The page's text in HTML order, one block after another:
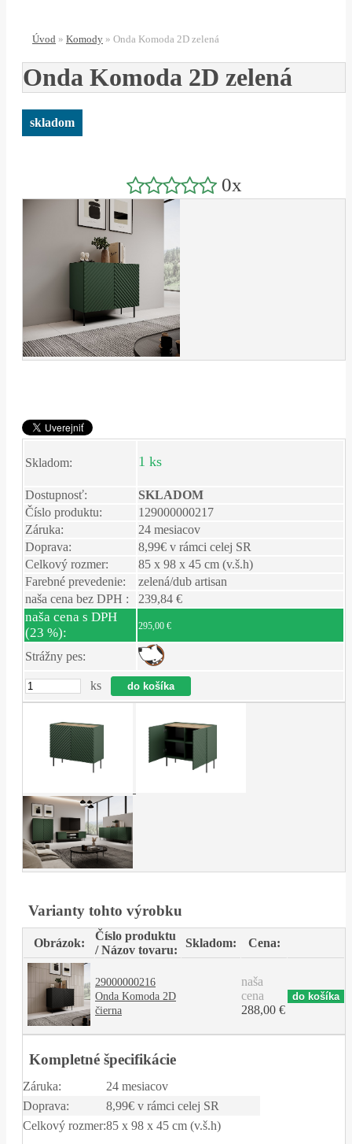
Úvod » Komody » Onda Komoda 2D zelená
Onda Komoda 2D zelená
skladom
0x
Skladom: 1 ks
Dostupnosť:
SKLADOM
Číslo produktu:
129000000217
Záruka:
24 mesiacov
Doprava:
8,99€ v rámci celej SR
Celkový rozmer:
85 x 98 x 45 cm (v.š.h)
Farebné prevedenie:
zelená/dub artisan
naša cena bez DPH :
239,84 €
naša cena s DPH
(23 %):
295,00 €
Strážny pes:
ks
Varianty tohto výrobku
Obrázok:
Číslo produktu
/ Názov tovaru:
Skladom: Cena:
29000000216
Onda Komoda 2D
čierna
naša
cena
288,00 €
Kompletné špecifikácie
Záruka:
24 mesiacov
Doprava:
8,99€ v rámci celej SR
Celkový rozmer:85 x 98 x 45 cm (v.š.h)